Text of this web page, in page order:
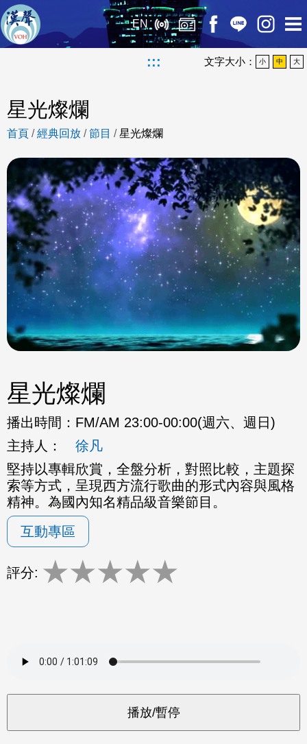
EN
::: 文字大小： 小 中 大
星光燦爛
首頁 /經典回放 /節目 /星光燦爛
星光燦爛
播出時間： FM/AM 23:00-00:00(週六、週日)
主持人：
徐凡
堅持以專輯欣賞，全盤分析，對照比較，主題探
索等方式，呈現西方流行歌曲的形式內容與風格
精神。為國內知名精品級音樂節目。
互動專區
評分: ★★★★★